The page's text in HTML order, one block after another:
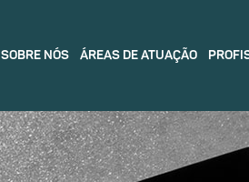
SOBRE NÓS ÁREAS DE ATUAÇÃO